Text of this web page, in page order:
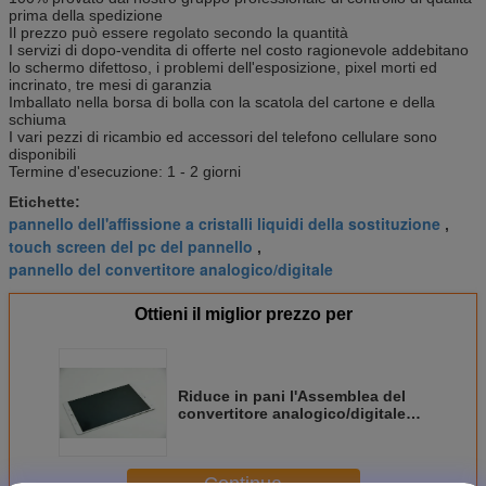
prima della spedizione
Il prezzo può essere regolato secondo la quantità
I servizi di dopo-vendita di offerte nel costo ragionevole addebitano
lo schermo difettoso, i problemi dell'esposizione, pixel morti ed
incrinato, tre mesi di garanzia
Imballato nella borsa di bolla con la scatola del cartone e della
schiuma
I vari pezzi di ricambio ed accessori del telefono cellulare sono
disponibili
Termine d'esecuzione: 1 - 2 giorni
Etichette:
pannello dell'affissione a cristalli liquidi della sostituzione ,
touch screen del pc del pannello ,
pannello del convertitore analogico/digitale
Ottieni il miglior prezzo per
Riduce in pani l'Assemblea del
convertitore analogico/digitale